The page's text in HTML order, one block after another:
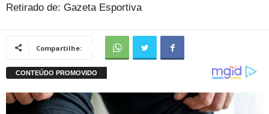
Retirado de: Gazeta Esportiva
Compartilhe: